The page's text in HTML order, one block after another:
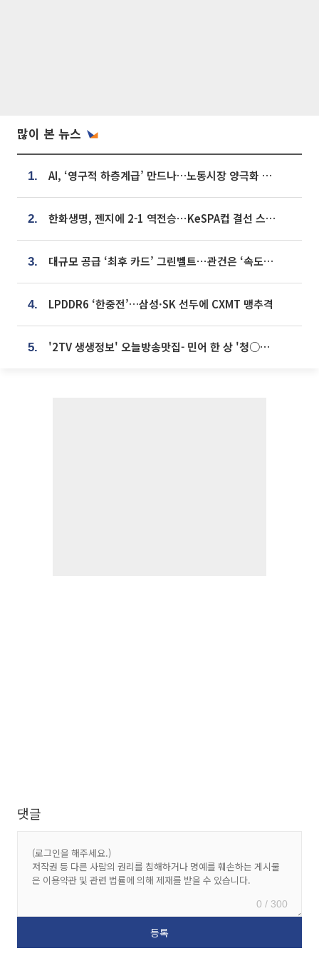
많이 본 뉴스
1. AI, ‘영구적 하층계급’ 만드나…노동시장 양극화 경고
2. 한화생명, 젠지에 2-1 역전승⋯KeSPA컵 결선 스테이지 2 직행
3. 대규모 공급 ‘최후 카드’ 그린벨트⋯관건은 ‘속도’ [주택공급 승부수의 조건]
4. LPDDR6 ‘한중전’…삼성·SK 선두에 CXMT 맹추격
5. '2TV 생생정보' 오늘방송맛집- 민어 한 상 '청○○○' vs 전복 한 상 '명○'
댓글
0 / 300